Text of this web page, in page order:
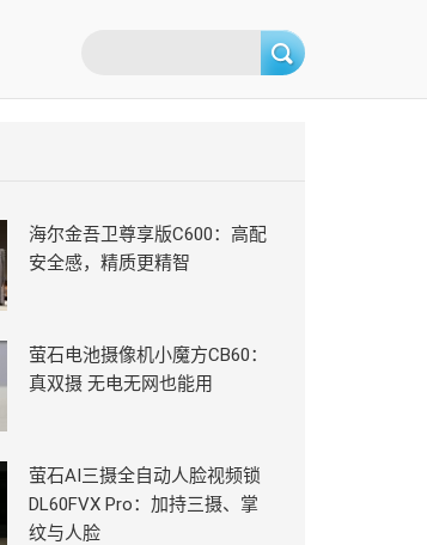
海尔金吾卫尊享版C600：高配
安全感，精质更精智
萤石电池摄像机小魔方CB60：
真双摄 无电无网也能用
萤石AI三摄全自动人脸视频锁
DL60FVX Pro：加持三摄、掌
纹与人脸